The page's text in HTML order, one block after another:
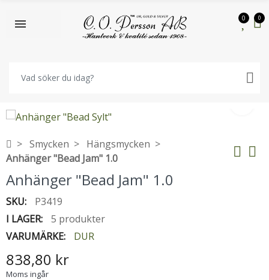
0 0
Smycken
Hängsmycken
Anhänger "Bead Jam" 1.0
Anhänger "Bead Jam" 1.0
SKU:
P3419
I LAGER:
5 produkter
VARUMÄRKE:
DUR
838,80 kr
Moms ingår